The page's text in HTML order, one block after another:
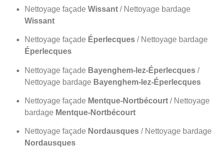
Nettoyage façade Wissant / Nettoyage bardage
Wissant
Nettoyage façade Éperlecques / Nettoyage bardage
Éperlecques
Nettoyage façade Bayenghem-lez-Éperlecques /
Nettoyage bardage Bayenghem-lez-Éperlecques
Nettoyage façade Mentque-Nortbécourt / Nettoyage
bardage Mentque-Nortbécourt
Nettoyage façade Nordausques / Nettoyage bardage
Nordausques